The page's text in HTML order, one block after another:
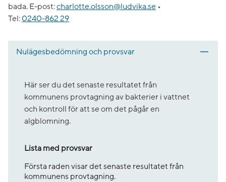
bada. E-post:charlotte.olsson@ludvika.se •
Tel: 0240-862 29
Nulägesbedömning och provsvar
Här ser du det senaste resultatet från
kommunens provtagning av bakterier i vattnet
och kontroll för att se om det pågår en
algblomning.
Lista med provsvar
Första raden visar det senaste resultatet från
kommunens provtagning.